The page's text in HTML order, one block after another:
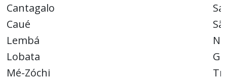
Cantagalo
Caué
Lembá
Lobata
Mé-Zóchi